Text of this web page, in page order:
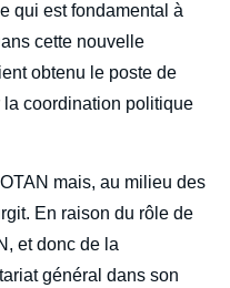
qui est fondamental à
cette nouvelle
obtenu le poste de
coordination politique
mais, au milieu des
En raison du rôle de
et donc de la
général dans son